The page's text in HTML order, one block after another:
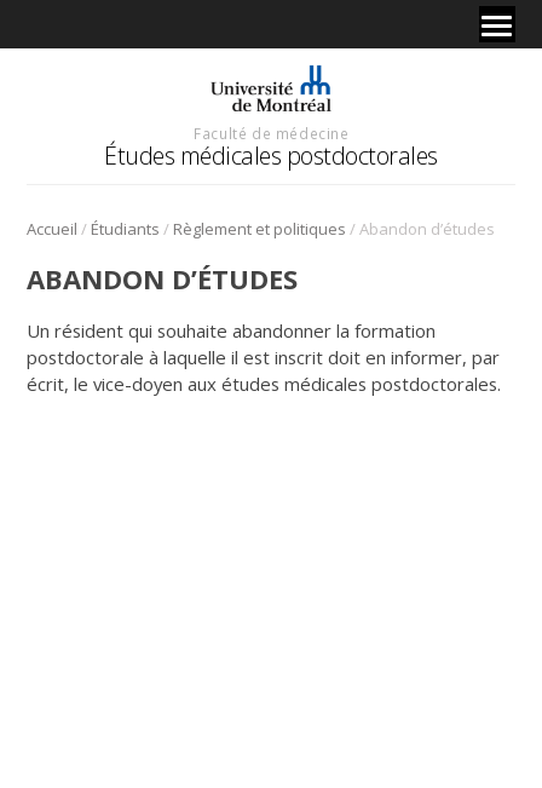
Faculté de médecine
Études médicales postdoctorales
Accueil / Étudiants / Règlement et politiques /Abandon d’études
ABANDON D’ÉTUDES
Un résident qui souhaite abandonner la formation
postdoctorale à laquelle il est inscrit doit en informer, par
écrit, le vice-doyen aux études médicales postdoctorales.